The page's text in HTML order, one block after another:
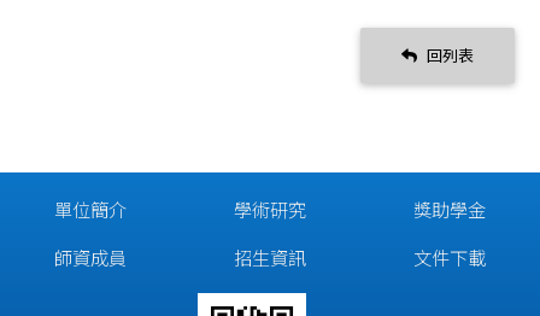
回列表
單位簡介
師資成員
學術研究
招生資訊
獎助學金
文件下載